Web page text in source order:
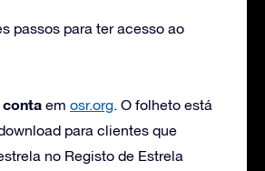
passos para ter acesso ao
conta em osr.org. O folheto está
para clientes que
no Registo de Estrela